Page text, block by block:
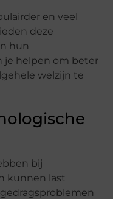
en veel
deze
hun
je helpen om beter
welzijn te
bij
kunnen last